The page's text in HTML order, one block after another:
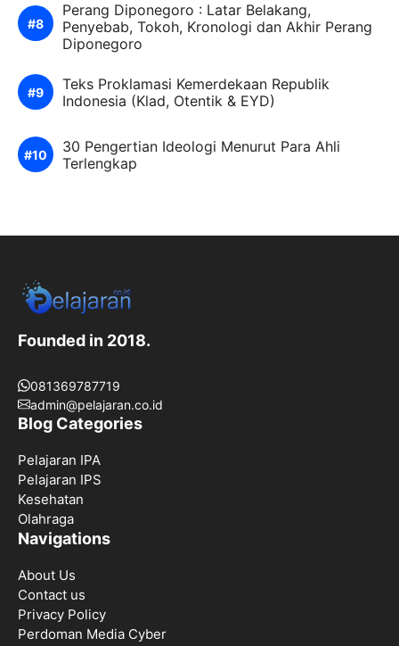
Perang Diponegoro : Latar Belakang,
Penyebab, Tokoh, Kronologi dan Akhir Perang
Diponegoro
Teks Proklamasi Kemerdekaan Republik
Indonesia (Klad, Otentik & EYD)
30 Pengertian Ideologi Menurut Para Ahli
Terlengkap
Founded in 2018.
081369787719
admin@pelajaran.co.id
Blog Categories
Pelajaran IPA
Pelajaran IPS
Kesehatan
Olahraga
Navigations
About Us
Contact us
Privacy Policy
Perdoman Media Cyber